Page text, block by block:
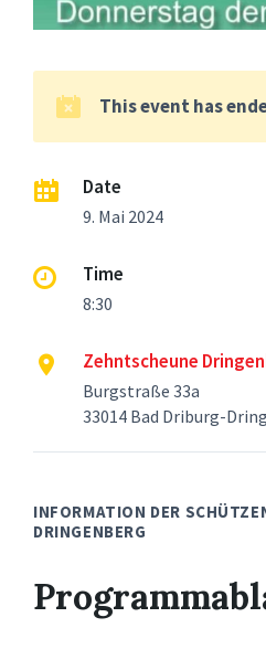
This event has
Date
9. Mai 2024
Time
8:30
Zehntscheune
Burgstraße 33a
33014 Bad Driburg-
INFORMATION DER
DRINGENBERG